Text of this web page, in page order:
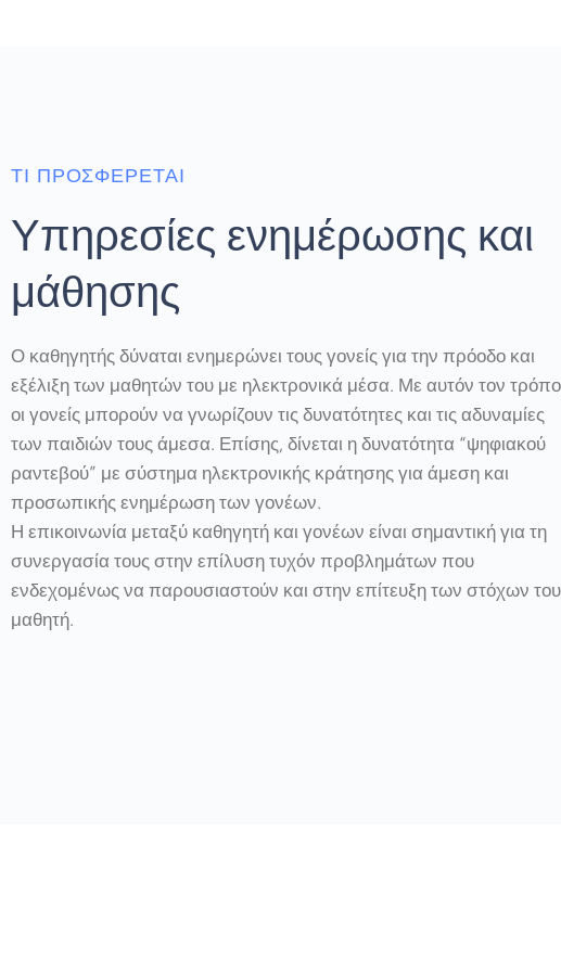
ΤΙ ΠΡΟΣΦΈΡΕΤΑΙ
Υπηρεσίες ενημέρωσης και
μάθησης
Ο καθηγητής δύναται ενημερώνει τους γονείς για την πρόοδο και
εξέλιξη των μαθητών του με ηλεκτρονικά μέσα. Με αυτόν τον
οι γονείς μπορούν να γνωρίζουν τις δυνατότητες και τις αδυναμίες
των παιδιών τους άμεσα. Επίσης, δίνεται η δυνατότητα “ψηφιακού
ραντεβού” με σύστημα ηλεκτρονικής κράτησης για άμεση και
προσωπικής ενημέρωση των γονέων.
Η επικοινωνία μεταξύ καθηγητή και γονέων είναι σημαντική για τη
συνεργασία τους στην επίλυση τυχόν προβλημάτων που
ενδεχομένως να παρουσιαστούν και στην επίτευξη των στόχων του
μαθητή.